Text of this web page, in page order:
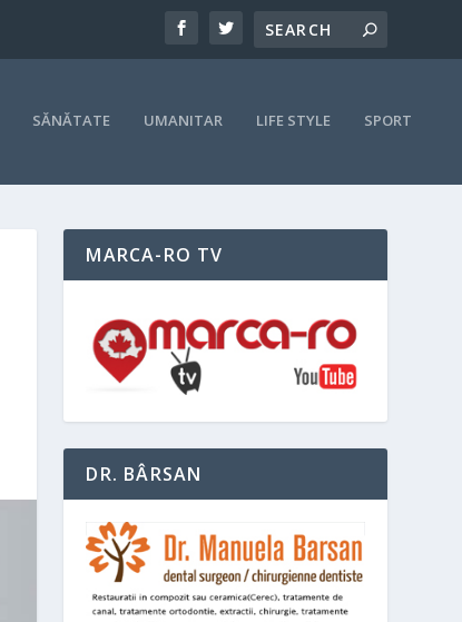
SĂNĂTATE UMANITAR LIFE STYLE SPORT
MARCA-RO TV
DR. BÂRSAN